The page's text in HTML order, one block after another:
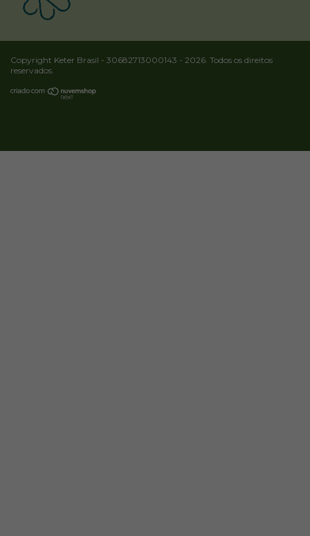
Copyright Keter Brasil - 30682713000143 - 2026. Todos os direitos
reservados.